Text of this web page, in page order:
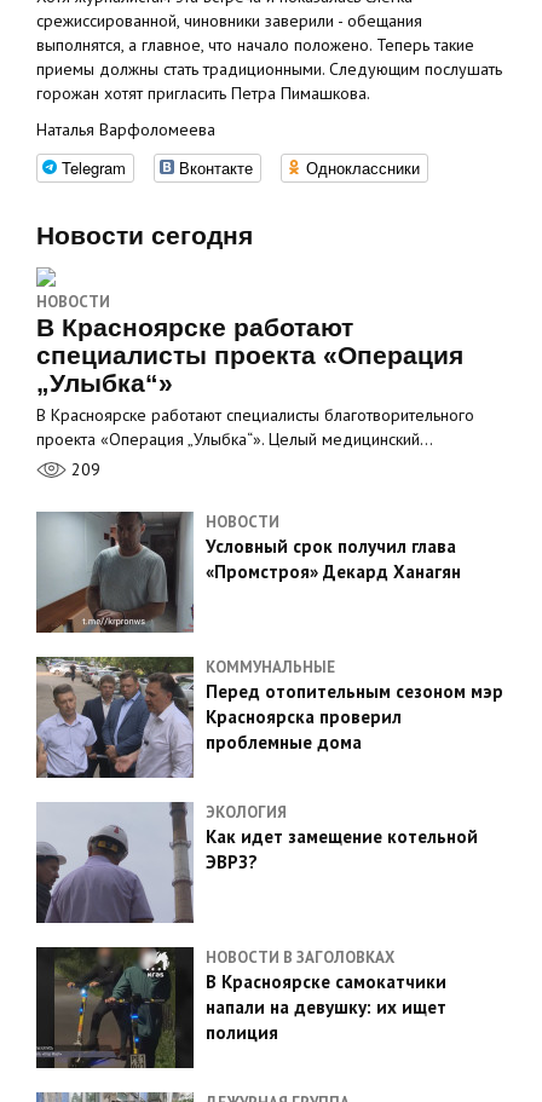
срежиссированной, чиновники заверили - обещания
выполнятся, а главное, что начало положено. Теперь такие
приемы должны стать традиционными. Следующим послушать
горожан хотят пригласить Петра Пимашкова.
Наталья Варфоломеева
Telegram Вконтакте Одноклассники
Новости сегодня
НОВОСТИ
В Красноярске работают
специалисты проекта «Операция
„Улыбка“»
В Красноярске работают специалисты благотворительного
проекта «Операция „Улыбка“». Целый медицинский…
209
НОВОСТИ
Условный срок получил глава
«Промстроя» Декард Ханагян
КОММУНАЛЬНЫЕ
Перед отопительным сезоном мэр
Красноярска проверил
проблемные дома
ЭКОЛОГИЯ
Как идет замещение котельной
ЭВРЗ?
НОВОСТИ В ЗАГОЛОВКАХ
В Красноярске самокатчики
напали на девушку: их ищет
полиция